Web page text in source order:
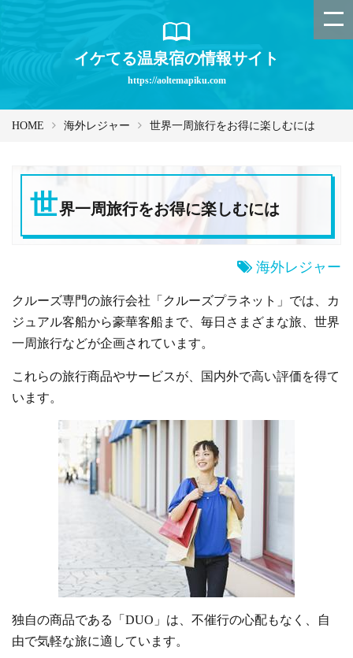
イケてる温泉宿の情報サイト
https://aoltemapiku.com
HOME 海外レジャー 世界一周旅行をお得に楽しむには
世界一周旅行をお得に楽しむには
海外レジャー
クルーズ専門の旅行会社「クルーズプラネット」では、カ
ジュアル客船から豪華客船まで、毎日さまざまな旅、世界
一周旅行などが企画されています。
これらの旅行商品やサービスが、国内外で高い評価を得て
います。
独自の商品である「DUO」は、不催行の心配もなく、自
由で気軽な旅に適しています。